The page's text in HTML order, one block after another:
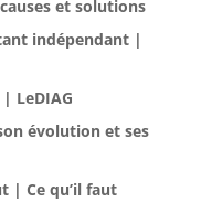
et solutions
indépendant |
LeDIAG
évolution et ses
| Ce qu’il faut